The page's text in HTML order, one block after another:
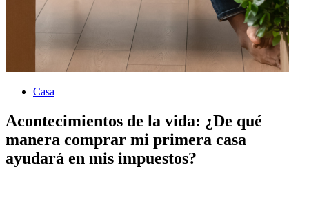
Casa
Acontecimientos de la vida: ¿De qué
manera comprar mi primera casa
ayudará en mis impuestos?